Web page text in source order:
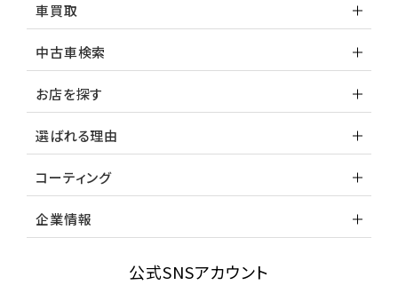
車買取
中古車検索
お店を探す
選ばれる理由
コーティング
企業情報
公式SNSアカウント